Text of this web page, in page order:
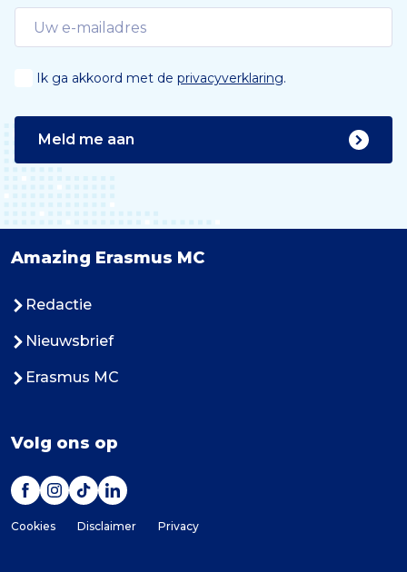
Ik ga akkoord met de privacyverklaring.
Meld me aan
Amazing Erasmus MC
Redactie
Nieuwsbrief
Erasmus MC
Volg ons op
Cookies Disclaimer Privacy